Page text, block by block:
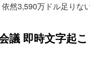
然3,590万ドル足りな
議 即時文字起こ